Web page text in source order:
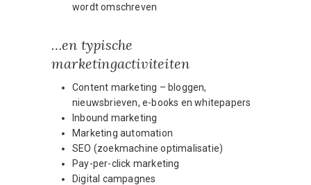
wordt omschreven
…en typische
marketingactiviteiten
Content marketing – bloggen,
nieuwsbrieven, e-books en whitepapers
Inbound marketing
Marketing automation
SEO (zoekmachine optimalisatie)
Pay-per-click marketing
Digital campagnes